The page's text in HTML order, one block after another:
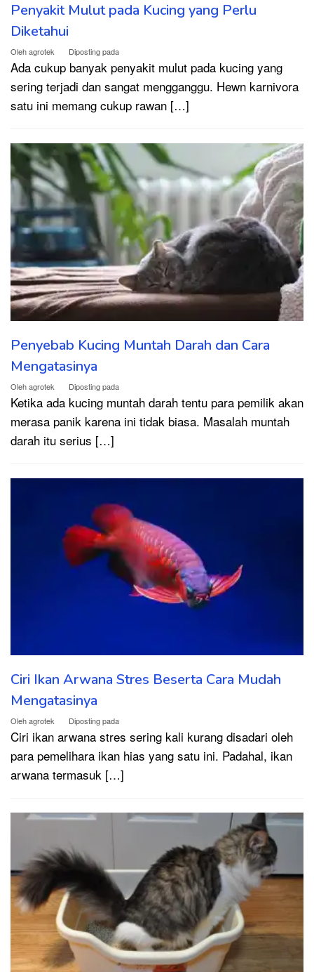
Penyakit Mulut pada Kucing yang Perlu
Diketahui
Olehagrotek Diposting pada
Ada cukup banyak penyakit mulut pada kucing yang
sering terjadi dan sangat mengganggu. Hewn karnivora
satu ini memang cukup rawan […]
Penyebab Kucing Muntah Darah dan Cara
Mengatasinya
Olehagrotek Diposting pada
Ketika ada kucing muntah darah tentu para pemilik akan
merasa panik karena ini tidak biasa. Masalah muntah
darah itu serius […]
Ciri Ikan Arwana Stres Beserta Cara Mudah
Mengatasinya
Olehagrotek Diposting pada
Ciri ikan arwana stres sering kali kurang disadari oleh
para pemelihara ikan hias yang satu ini. Padahal, ikan
arwana termasuk […]